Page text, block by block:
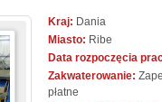
Kraj: Dania
Miasto: Ribe
Data rozpoczęcia
Zakwaterowanie:
płatne